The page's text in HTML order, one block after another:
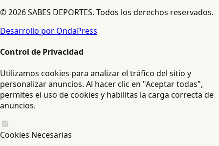
© 2026 SABES DEPORTES. Todos los derechos reservados.
Desarrollo por OndaPress
Control de Privacidad
Utilizamos cookies para analizar el tráfico del sitio y
personalizar anuncios. Al hacer clic en "Aceptar todas",
permites el uso de cookies y habilitas la carga correcta de
anuncios.
Cookies Necesarias